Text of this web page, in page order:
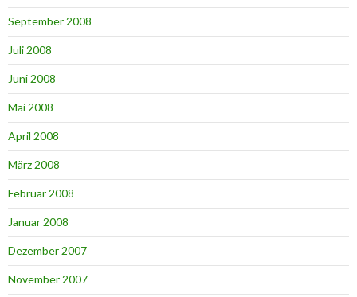
September 2008
Juli 2008
Juni 2008
Mai 2008
April 2008
März 2008
Februar 2008
Januar 2008
Dezember 2007
November 2007